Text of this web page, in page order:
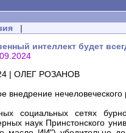
|
интеллект будет
| ОЛЕГ РОЗАНОВ
внедрение
социальных сетях
наук Принстонского